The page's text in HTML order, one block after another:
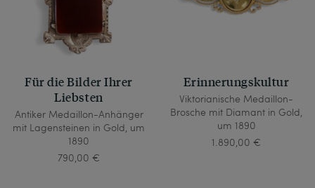
Für die Bilder Ihrer
Liebsten
Antiker Medaillon-Anhänger
mit Lagensteinen in Gold, um
1890
790,00 €
Erinnerungskultur
Viktorianische Medaillon-
Brosche mit Diamant in Gold,
um 1890
1.890,00 €